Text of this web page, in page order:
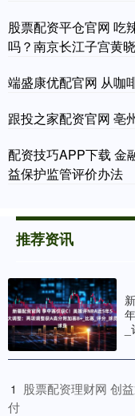
股票配资平仓官网 吃
吗？南京长江子宫黄
端盛康优配官网 从咖
跟投之家配资官网 亳
配资技巧APP下载 金
益保护监管评价办法
推荐资讯
1
股票配资理财网 创
付